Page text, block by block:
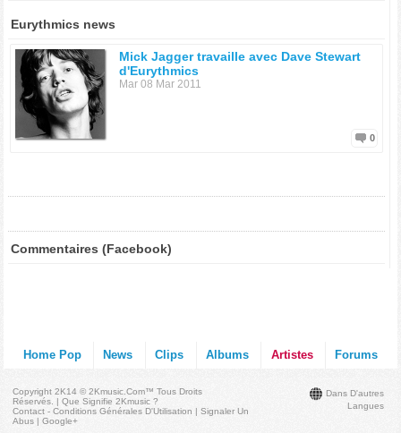
Eurythmics news
Mick Jagger travaille avec Dave Stewart
d'Eurythmics
Mar 08 Mar 2011
0
Commentaires (Facebook)
Home Pop News Clips Albums Artistes Forums
Dans D'autres
Langues
Copyright 2K14 © 2Kmusic.com™Tous Droits
Réservés . |Que Signifie 2Kmusic ?
Contact - Conditions Générales D'Utilisation |Signaler Un
Abus |Google+